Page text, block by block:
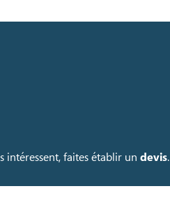
intéressent, faites établir un devis.